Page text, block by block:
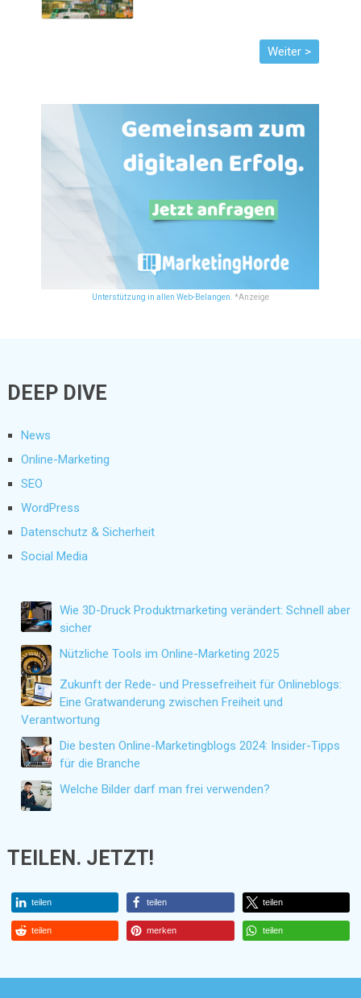
Unterstützung in allen Web-Belangen. *Anzeige
DEEP DIVE
News
Online-Marketing
SEO
WordPress
Datenschutz & Sicherheit
Social Media
Wie 3D-Druck Produktmarketing verändert: Schnell aber
sicher
Nützliche Tools im Online-Marketing 2025
Zukunft der Rede- und Pressefreiheit für Onlineblogs:
Eine Gratwanderung zwischen Freiheit und
Verantwortung
Die besten Online-Marketingblogs 2024: Insider-Tipps
für die Branche
Welche Bilder darf man frei verwenden?
TEILEN. JETZT!
teilen teilen teilen
teilen merken teilen